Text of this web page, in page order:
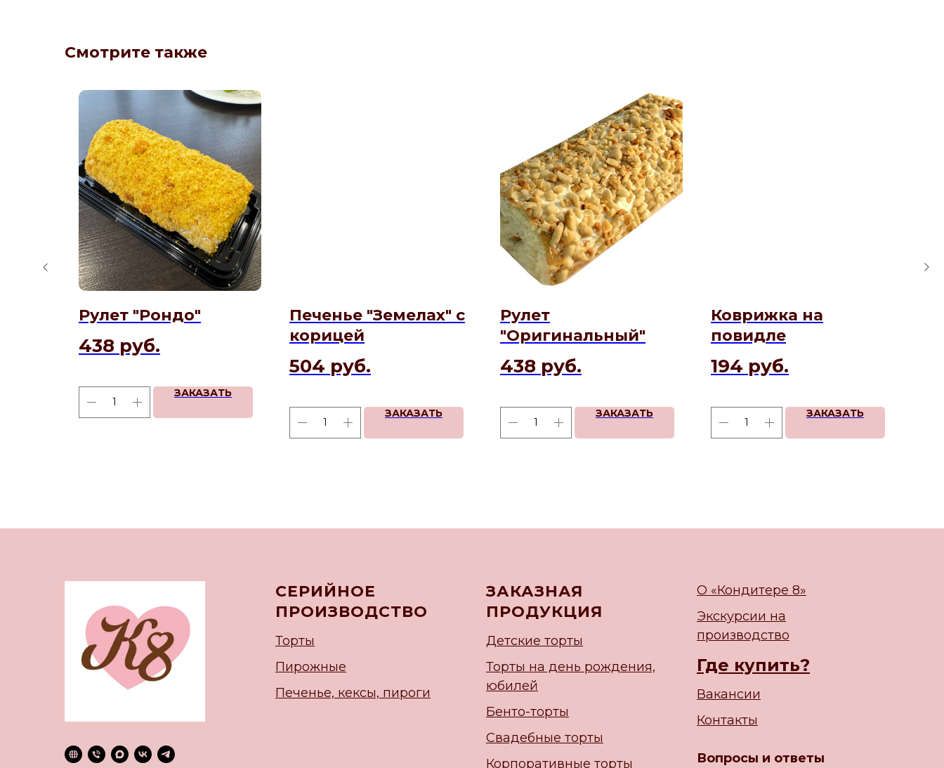
Смотрите также
Рулет "Рондо"
438 руб.
ЗАКАЗАТЬ
Печенье "Земелах" с
корицей
504 руб.
ЗАКАЗАТЬ
Рулет
"Оригинальный"
438 руб.
ЗАКАЗАТЬ
Коврижка на
повидле
194 руб.
ЗАКАЗАТЬ
СЕРИЙНОЕ
ПРОИЗВОДСТВО
Торты
Пирожные
Печенье, кексы, пироги
ЗАКАЗНАЯ
ПРОДУКЦИЯ
Детские торты
Торты на день рождения,
юбилей
Бенто-торты
Свадебные торты
Корпоративные торты
О «Кондитере 8»
Экскурсии на
производство
Где купить?
Вакансии
Контакты
Вопросы и ответы